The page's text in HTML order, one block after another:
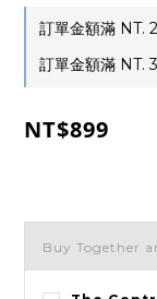
訂單金額滿 NT.
訂單金額滿 NT.
NT$899
Buy Together